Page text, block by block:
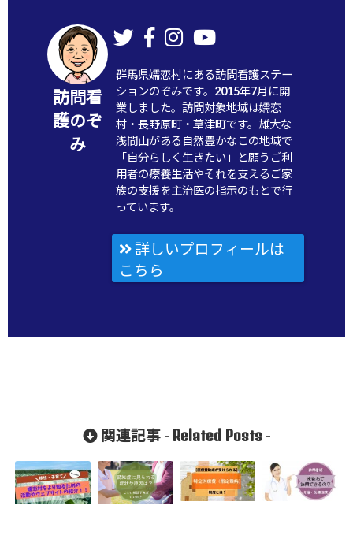
訪問看
護のぞ
み
群馬県嬬恋村にある訪問看護ステー
ションのぞみです。2015年7月に開
業しました。訪問対象地域は嬬恋
村・長野原町・草津町です。雄大な
浅間山がある自然豊かなこの地域で
「自分らしく生きたい」と願うご利
用者の療養生活やそれを支えるご家
族の支援を主治医の指示のもとで行
っています。
詳しいプロフィールは
こちら
関連記事 - Related Posts-